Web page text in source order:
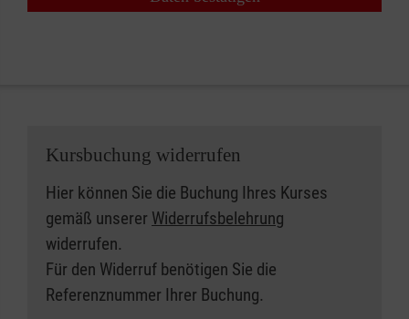
Kursbuchung widerrufen
Hier können Sie die Buchung Ihres Kurses
gemäß unserer Widerrufsbelehrung
widerrufen.
Für den Widerruf benötigen Sie die
Referenznummer Ihrer Buchung.